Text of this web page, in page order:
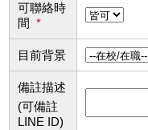
可聯絡時
間 *
目前背景
備註描述
(可備註
LINE ID)